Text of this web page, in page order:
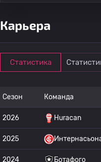
Карьера
Статистика
Сезон Команда
2026 Huracan
2025
2024 Ботафого